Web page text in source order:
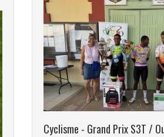
Cyclisme - Grand Prix S3T /